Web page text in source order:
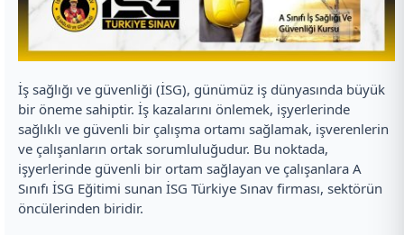
İş sağlığı ve güvenliği (İSG), günümüz iş dünyasında büyük
bir öneme sahiptir. İş kazalarını önlemek, işyerlerinde
sağlıklı ve güvenli bir çalışma ortamı sağlamak, işverenlerin
ve çalışanların ortak sorumluluğudur. Bu noktada,
işyerlerinde güvenli bir ortam sağlayan ve çalışanlara A
Sınıfı İSG Eğitimi sunan İSG Türkiye Sınav firması, sektörün
öncülerinden biridir.